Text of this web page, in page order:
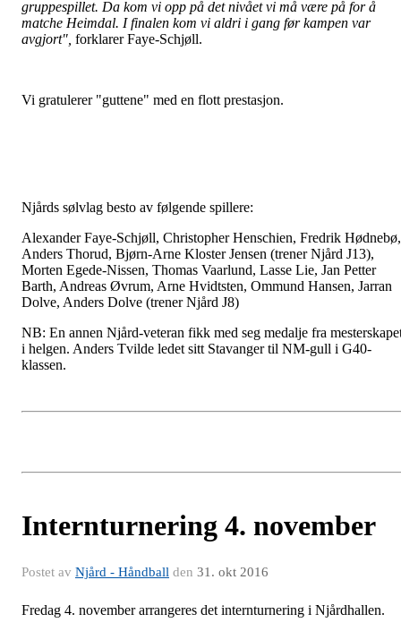
gruppespillet. Da kom vi opp på det nivået vi må være på for å
matche Heimdal. I finalen kom vi aldri i gang før kampen var
avgjort", forklarer Faye-Schjøll.
Vi gratulerer "guttene" med en flott prestasjon.
Njårds sølvlag besto av følgende spillere:
Alexander Faye-Schjøll, Christopher Henschien, Fredrik Hødnebø,
Anders Thorud, Bjørn-Arne Kloster Jensen (trener Njård J13),
Morten Egede-Nissen, Thomas Vaarlund, Lasse Lie, Jan Petter
Barth, Andreas Øvrum, Arne Hvidtsten, Ommund Hansen, Jarran
Dolve, Anders Dolve (trener Njård J8)
NB: En annen Njård-veteran fikk med seg medalje fra
i helgen. Anders Tvilde ledet sitt Stavanger til NM-gull i G40-
klassen.
Internturnering 4. november
Postet av Njård - Håndball den 31. okt 2016
Fredag 4. november arrangeres det internturnering i Njårdhallen.